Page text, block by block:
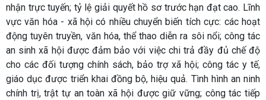
nhận trực tuyến; tỷ lệ giải quyết hồ sơ trước hạn đạt cao. Lĩnh
vực văn hóa - xã hội có nhiều chuyển biến tích cực: các hoạt
động tuyên truyền, văn hóa, thể thao diễn ra sôi nổi; công tác
an sinh xã hội được đảm bảo với việc chi trả đầy đủ chế độ
cho các đối tượng chính sách, bảo trợ xã hội; công tác y tế,
giáo dục được triển khai đồng bộ, hiệu quả. Tình hình an ninh
chính trị, trật tự an toàn xã hội được giữ vững; công tác tiếp